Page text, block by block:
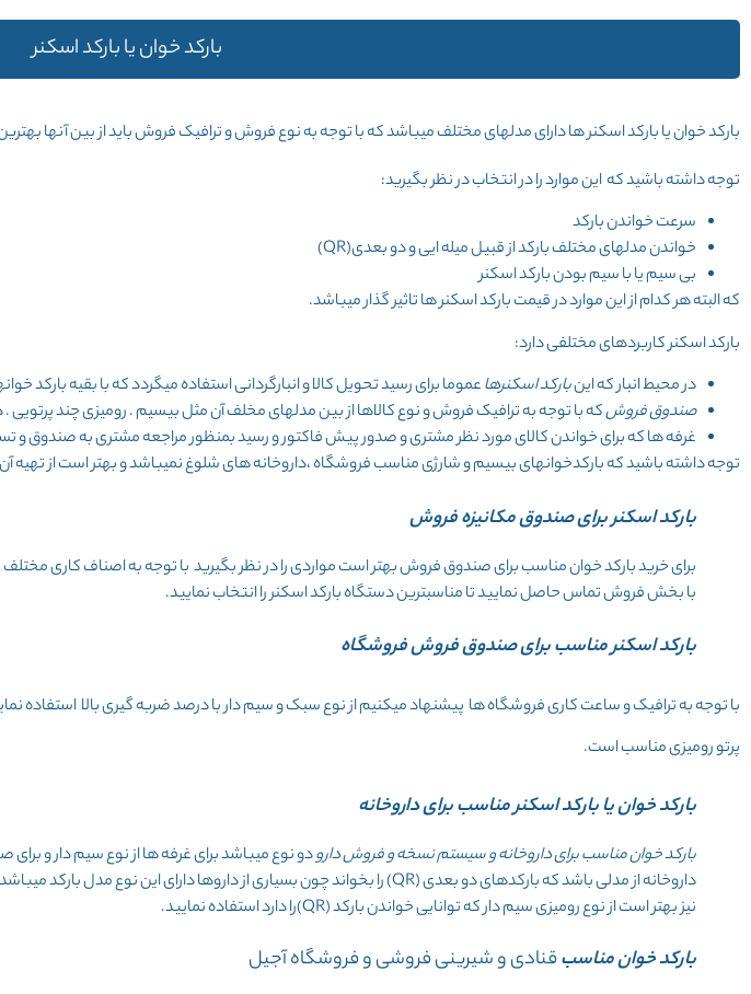
بارکد خوان یا بارکد اسکنر
بارکد خوان یا بارکد اسکنر ها دارای مدلهای مختلف میباشد که با توجه به نوع فروش و ترافیک فروش باید از بین آنها
توجه داشته باشید که این موارد را در انتخاب در نظر بگیرید:
سرعت خواندن بارکد
خواندن مدلهای مختلف بارکد از قبیل میله ایی و دو بعدی(QR)
بی سیم یا با سیم بودن بارکد اسکنر
که البته هر کدام از این موارد در قیمت بارکد اسکنر ها تاثیر گذار میباشد.
بارکد اسکنر کاربردهای مختلفی دارد:
در محیط انبار که اینبارکد اسکنرهاعموما برای رسید تحویل کالا و انبارگردانی استفاده میگردد که با بقیه بارکد
صندوق فروشکه با توجه به ترافیک فروش و نوع کالاها از بین مدلهای مخلف آن مثل بیسیم . رومیزی چند
غرفه ها که برای خواندن کالای مورد نظر مشتری و صدور پیش فاکتور و رسید بمنظور مراجعه مشتری به صندوق و
توجه داشته باشید که بارکدخوانهای بیسیم و شارژی مناسب فروشگاه ،داروخانه های شلوغ نمیباشد و بهتر است از تهیه
بارکد اسکنر برای صندوق مکانیزه فروش
برای خرید بارکد خوان مناسب برای صندوق فروش بهتر است مواردی را در نظر بگیرید با توجه به اصناف کاری مختلف
با بخش فروش تماس حاصل نمایید تا مناسبترین دستگاه بارکد اسکنر را انتخاب نمایید.
بارکد اسکنر مناسب برای صندوق فروش فروشگاه
با توجه به ترافیک و ساعت کاری فروشگاه ها پیشنهاد میکنیم از نوع سبک و سیم دار با درصد ضربه گیری بالا
پرتو رومیزی مناسب است.
بارکد خوان یا بارکد اسکنر مناسب برای داروخانه
بارکد خوان مناسب برای داروخانه و سیستم نسخه و فروش دارودو نوع میباشد برای غرفه ها از نوع سیم دار و
داروخانه از مدلی باشد که بارکدهای دو بعدی (QR) را بخواند چون بسیاری از داروها دارای این نوع مدل بارکد میباشد در ضمن در
نیز بهتر است از نوع رومیزی سیم دار که توانایی خواندن بارکد (QR)را دارد استفاده نمایید.
بارکد خوان مناسبقنادی و شیرینی فروشی و فروشگاه آجیل